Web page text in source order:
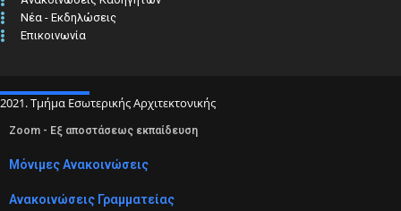
Νέα - Εκδηλώσεις
Επικοινωνία
2021. Τμήμα Εσωτερικής Αρχιτεκτονικής
Zoom - Εξ αποστάσεως εκπαίδευση
Μόνιμες Ανακοινώσεις
Ανακοινώσεις Γραμματείας